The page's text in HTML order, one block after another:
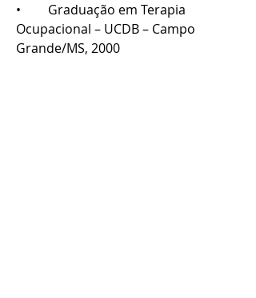
•	Graduação em Terapia
Ocupacional – UCDB – Campo
Grande/MS, 2000